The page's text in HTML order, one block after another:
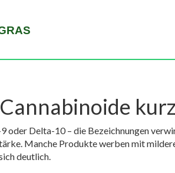
oder Delta-10 – die Bezeichnungen
Manche Produkte werben mit
deutlich.